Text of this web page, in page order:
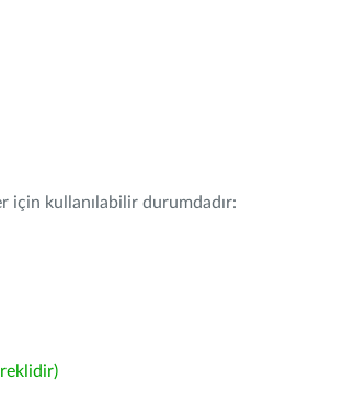
için kullanılabilir durumdadır: